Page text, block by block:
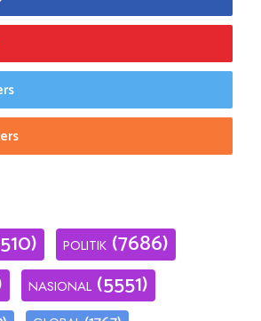
POLITIK (7686)
NASIONAL (5551)